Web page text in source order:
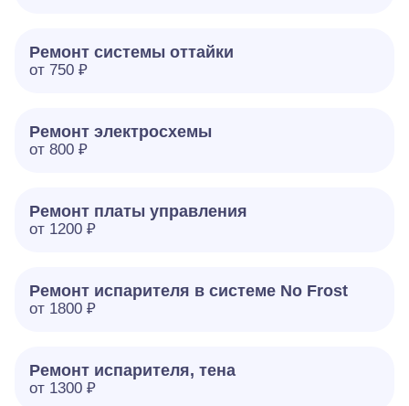
Ремонт системы оттайки
от 750 ₽
Ремонт электросхемы
от 800 ₽
Ремонт платы управления
от 1200 ₽
Ремонт испарителя в системе No Frost
от 1800 ₽
Ремонт испарителя, тена
от 1300 ₽